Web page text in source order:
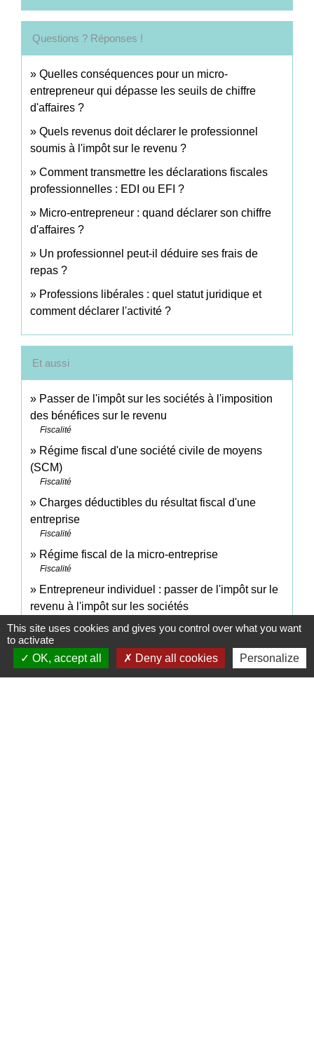
Questions ? Réponses !
Quelles conséquences pour un micro-
entrepreneur qui dépasse les seuils de chiffre
d'affaires ?
Quels revenus doit déclarer le professionnel
soumis à l'impôt sur le revenu ?
Comment transmettre les déclarations fiscales
professionnelles : EDI ou EFI ?
Micro-entrepreneur : quand déclarer son chiffre
d'affaires ?
Un professionnel peut-il déduire ses frais de
repas ?
Professions libérales : quel statut juridique et
comment déclarer l'activité ?
Et aussi
Passer de l'impôt sur les sociétés à l'imposition
des bénéfices sur le revenu
Fiscalité
Régime fiscal d'une société civile de moyens
(SCM)
Fiscalité
Charges déductibles du résultat fiscal d'une
entreprise
Fiscalité
Régime fiscal de la micro-entreprise
Fiscalité
Entrepreneur individuel : passer de l'impôt sur le
revenu à l'impôt sur les sociétés
Pour en savoir plus
This site uses cookies and gives you control over what you want
to activate
OK, accept all
Deny all cookies Personalize